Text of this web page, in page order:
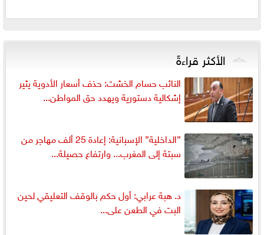
الأكثر قراءةً
النائب حسام الخشت: حذف أسعار الأدوية يثير
إشكالية دستورية ويهدد حق المواطن...
”الداخلية” الإسبانية: إعادة 25 ألف مهاجر من
سبتة إلى المغرب... وارتفاع حصيلة...
د. هبة عرابي: أول حكم بالوقف التعليقي لحين
البت في الطعن على...